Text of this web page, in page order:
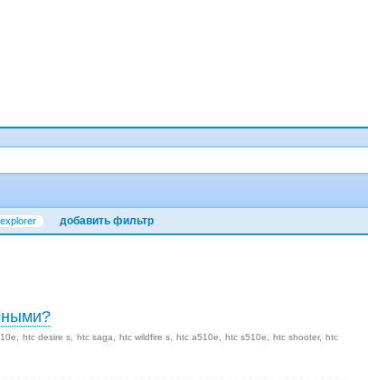
добавить фильтр
htc desire s htc saga htc wildfire s htc a510e htc s510e htc shooter
htc